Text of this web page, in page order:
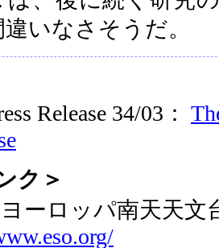
いなさそうだ。
Release 34/03：
ク＞
ヨーロッパ南天天文